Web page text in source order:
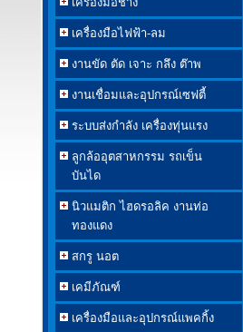
เครื่องมือไฟฟ้า-ลม
งานขัด ตัด เจาะ กลึง ต๊าพ
งานเชื่อมและอุปกรณ์เซฟตี้
ระบบส่งกำลัง เครื่องทุ่นแรง
ลูกล้ออุตสาหกรรม รถเข็น
บันได
นิวแมติก ไฮดรอลิค งานท่อ
ทองแดง
สกรู นอต
เคมีภัณฑ์
เครื่องมือและอุปกรณ์แพคกิ้ง